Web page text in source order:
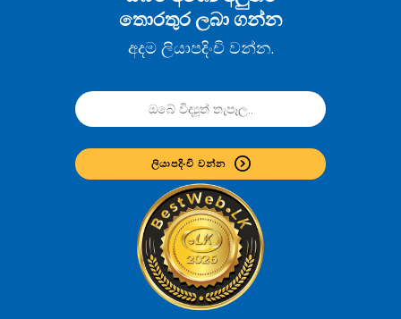
තොරතුර ලබා ගන්න
අදම ලියාපදිංචි වන්න.
ලියාපදිංචි වන්න